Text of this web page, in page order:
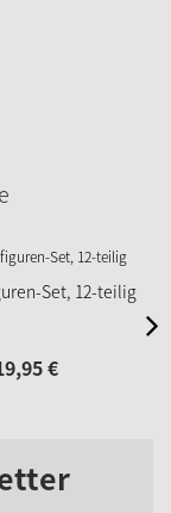
Set, 12-teilig
95€